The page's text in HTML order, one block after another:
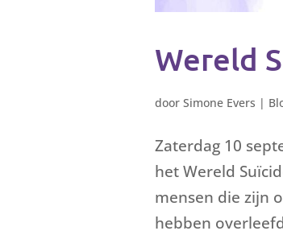
Wereld
door Simone Evers |
Zaterdag 10
het Wereld
mensen die zijn
hebben